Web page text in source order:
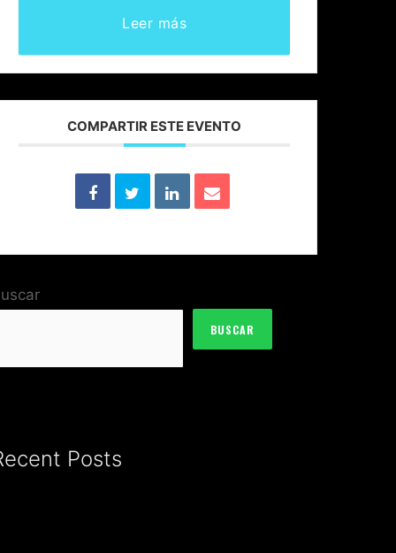
Leer más
COMPARTIR ESTE EVENTO
BUSCAR
Posts